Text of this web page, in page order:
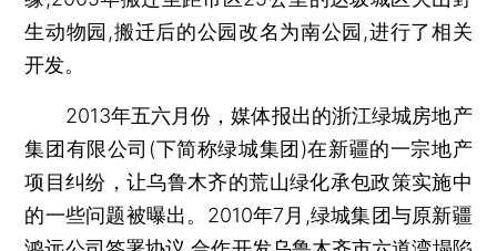
生动物园,搬迁后的公园改名为南公园,进行了相关
开发。
2013年五六月份，媒体报出的浙江绿城房地产
集团有限公司(下简称绿城集团)在新疆的一宗地产
项目纠纷，让乌鲁木齐的荒山绿化承包政策实施中
的一些问题被曝出。2010年7月,绿城集团与原新疆